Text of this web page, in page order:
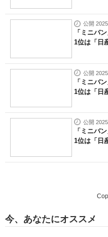
公開
「ミニバ
1位は「日
公開
「ミニバ
1位は「日
公開
「ミニバ
1位は「日
今、あなたにオススメ